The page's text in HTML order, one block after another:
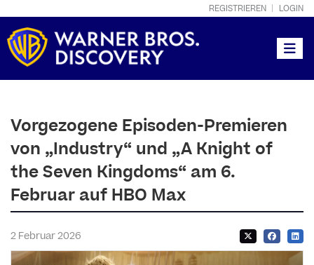
REGISTRIEREN LOGIN
Vorgezogene Episoden-Premieren
von „Industry“ und „A Knight of
the Seven Kingdoms“ am 6.
Februar auf HBO Max
2 Februar 2026